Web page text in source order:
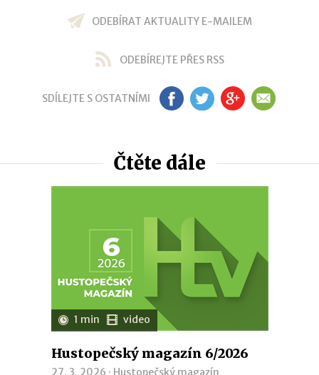
ODEBÍRAT AKTUALITY E-MAILEM
ODEBÍREJTE PŘES RSS
SDÍLEJTE S OSTATNÍMI FB TW GP EM
Čtěte dále
1 min video
Hustopečský magazín 6/2026
27. 3. 2026 · Hustopečský magazín